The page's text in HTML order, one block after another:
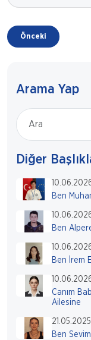
Önceki
Arama Yap
Diğer
Ben
Ben
Ben İrem
Canım
Ailesine
21.05.2025
Ben